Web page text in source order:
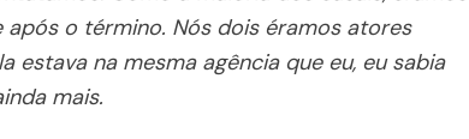
o término. Nós dois éramos atores
estava na mesma agência que eu, eu sabia
mais.